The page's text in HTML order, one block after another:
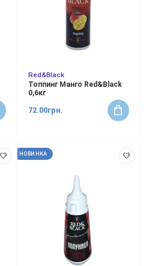
Red&Black
Топпинг Манго Red&Black
0,6кг
72.00грн.
НОВИНКА